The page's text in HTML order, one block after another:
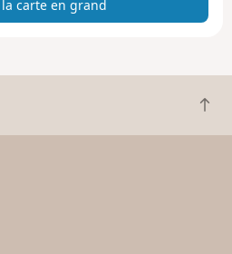
t
e
n
carte en grand
R
e